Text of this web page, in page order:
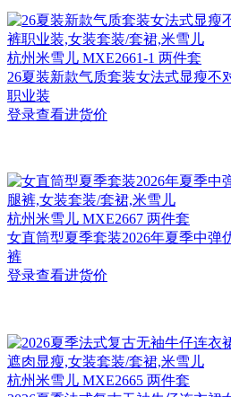
杭州米雪儿 MXE2661-1 两件套
26夏装新款气质套装女法式显瘦不
职业装
登录查看进货价
杭州米雪儿 MXE2667 两件套
女直筒型夏季套装2026年夏季中弹
裤
登录查看进货价
杭州米雪儿 MXE2665 两件套